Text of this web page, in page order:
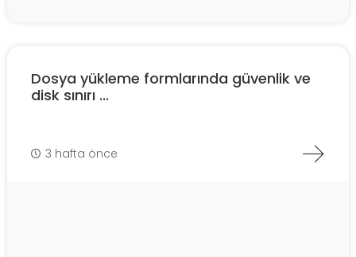
Dosya yükleme formlarında güvenlik ve
disk sınırı ...
3 hafta önce